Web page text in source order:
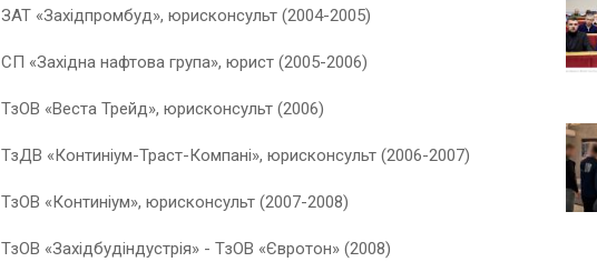
ЗАТ «Західпромбуд», юрисконсульт (2004-2005)
СП «Західна нафтова група», юрист (2005-2006)
ТзОВ «Веста Трейд», юрисконсульт (2006)
ТзДВ «Континіум-Траст-Компані», юрисконсульт (2006-2007)
ТзОВ «Континіум», юрисконсульт (2007-2008)
ТзОВ «Західбудіндустрія» - ТзОВ «Євротон» (2008)